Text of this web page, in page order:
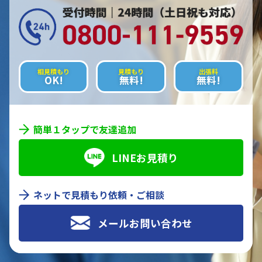
相見積もり
OK!
見積もり
無料!
出張料
無料!
簡単１タップで友達追加
LINEお見積り
ネットで見積もり依頼・ご相談
メールお問い合わせ